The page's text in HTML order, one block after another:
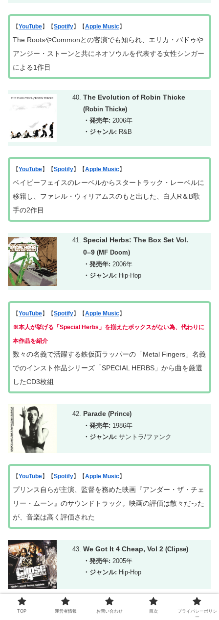
【YouTube】【Spotify】【Apple Music】
The RootsやCommonとの客演でも知られ、エリカ・バドゥや
アンジー・ストーンと共にネオソウルを代表する女性シンガー
による1作目
The Evolution of Robin Thicke
(Robin Thicke)
・発売年: 2006年
・ジャンル: R&B
【YouTube】【Spotify】【Apple Music】
ベイビーフェイスのレーベルからスタートラック・レーベルに
移籍し、ファレル・ウィリアムスのもと出した、白人R＆B歌
手の2作目
Special Herbs: The Box Set Vol.
0–9(MF Doom)
・発売年: 2006年
・ジャンル: Hip-Hop
【YouTube】【Spotify】【Apple Music】
※本人が挙げる「Special Herbs」を揃えたボックスがない為、代わりに
本作品を紹介
数々の名義で活躍する鉄仮面ラッパーの「Metal Fingers」名義
でのインスト作品シリーズ「SPECIAL HERBS」から曲を厳選
したCD3枚組
Parade(Prince)
・発売年: 1986年
・ジャンル: サントラ/ファンク
【YouTube】【Spotify】【Apple Music】
プリンス自らが主演、監督を務めた映画『アンダー・ザ・チェ
リー・ムーン』のサウンドトラック。映画の評価は散々だった
が、 音楽は高く評価された
We Got It 4 Cheap, Vol 2 (Clipse)
・発売年: 2005年
・ジャンル: Hip-Hop
【YouTube SoundCloud
TOP 運営者情報 お問い合わせ 目次
プライバシーポリシ
ー